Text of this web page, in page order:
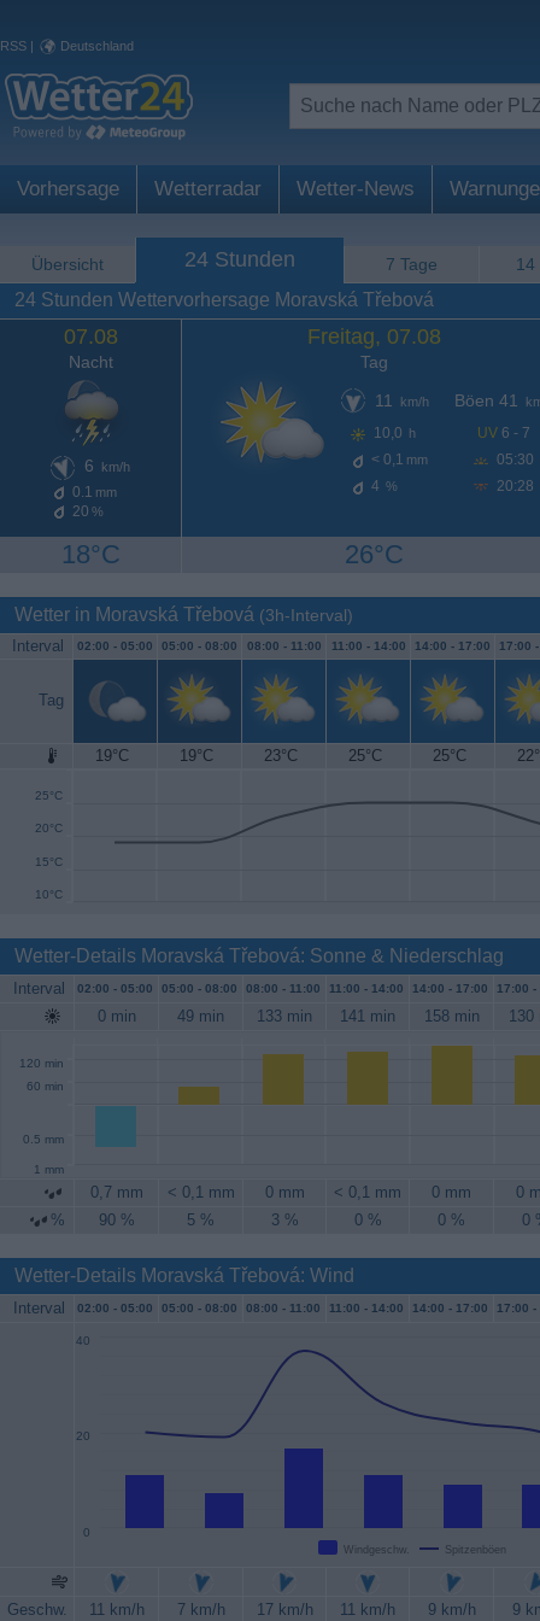
RSS | Deutschland
Vorhersage Wetterradar Wetter-News
Übersicht 24 Stunden 7 Tage 14
24 Stunden Wettervorhersage Moravská Třebová
07.08
Nacht
6 km/h
0.1 mm
20 %
18°C
Freitag, 07.08
Tag
11
km/h
10,0 h
< 0,1 mm
4 %
Böen 41
UV 6 - 7
05:30
20:28
26°C
Wetter in Moravská Třebová (3h-Interval)
Interval 02:00 - 05:00 05:00 - 08:00 08:00 - 11:00 11:00 - 14:00 14:00 - 17:00 17:00
Tag
19°C 19°C 23°C 25°C 25°C
10°C
15°C
20°C
25°C
30°C
Wetter-Details Moravská Třebová: Sonne & Niederschlag
Interval 02:00 - 05:00 05:00 - 08:00 08:00 - 11:00 11:00 - 14:00 14:00 - 17:00 17:00 -
0 min 49 min 133 min 141 min 158 min 130
60 min
120 min
0.5 mm
1 mm
0,7 mm < 0,1 mm 0 mm < 0,1 mm 0 mm
0
%
90 % 5 % 3 % 0 % 0 % 0
Wetter-Details Moravská Třebová: Wind
Interval 02:00 - 05:00 05:00 - 08:00 08:00 - 11:00 11:00 - 14:00 14:00 - 17:00 17:00 -
Windgeschw. Spitzenböen
0
20
40
Geschw. 11 km/h 7 km/h 17 km/h 11 km/h 9 km/h
9